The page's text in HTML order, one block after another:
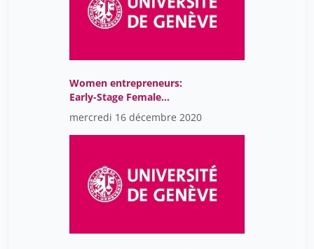
Women entrepreneurs:
Early-Stage Female
Founder Roundtable
mercredi 16 décembre 2020